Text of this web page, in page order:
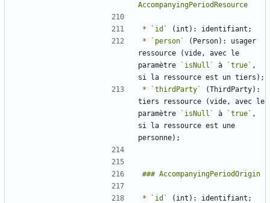
* `id`
*
`person`
(Person): usager
ressource (vide, avec le
paramètre
`isNull` à `true` ,
*
`thirdParty`
(ThirdParty):
tiers ressource (vide, avec le
paramètre
`isNull` à `true` ,
si la ressource est une
* `id`